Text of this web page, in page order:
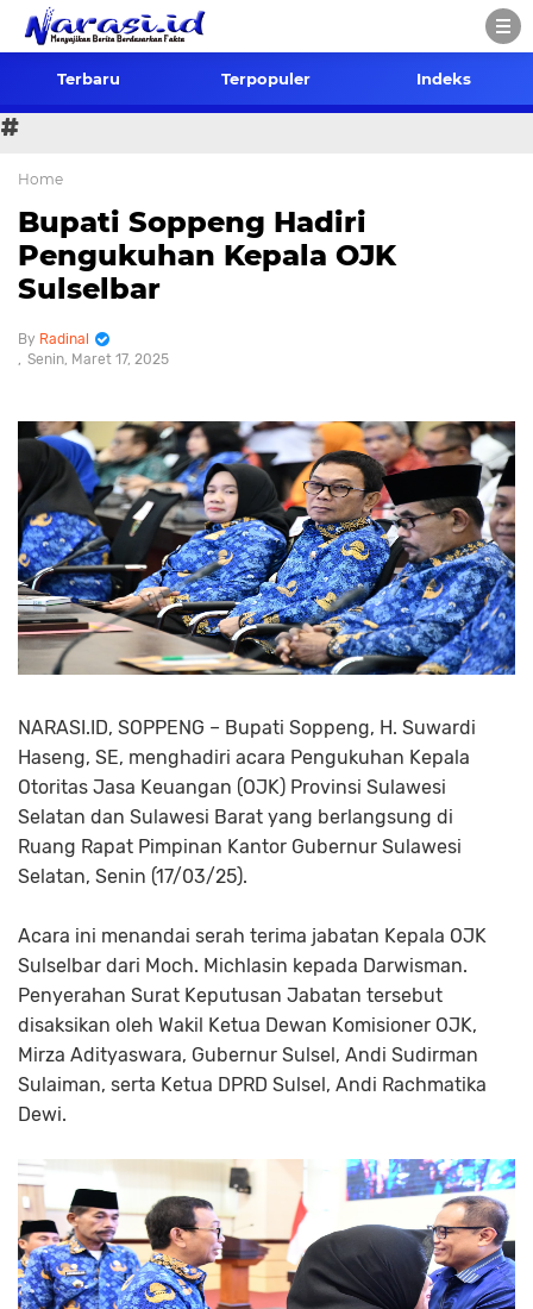
Terbaru Terpopuler Indeks
#
Home
Bupati Soppeng Hadiri
Pengukuhan Kepala OJK
Sulselbar
Radinal
Senin, Maret 17, 2025
NARASI.ID, SOPPENG – Bupati Soppeng, H. Suwardi
Haseng, SE, menghadiri acara Pengukuhan Kepala
Otoritas Jasa Keuangan (OJK) Provinsi Sulawesi
Selatan dan Sulawesi Barat yang berlangsung di
Ruang Rapat Pimpinan Kantor Gubernur Sulawesi
Selatan, Senin (17/03/25).
Acara ini menandai serah terima jabatan Kepala OJK
Sulselbar dari Moch. Michlasin kepada Darwisman.
Penyerahan Surat Keputusan Jabatan tersebut
disaksikan oleh Wakil Ketua Dewan Komisioner OJK,
Mirza Adityaswara, Gubernur Sulsel, Andi Sudirman
Sulaiman, serta Ketua DPRD Sulsel, Andi Rachmatika
Dewi.